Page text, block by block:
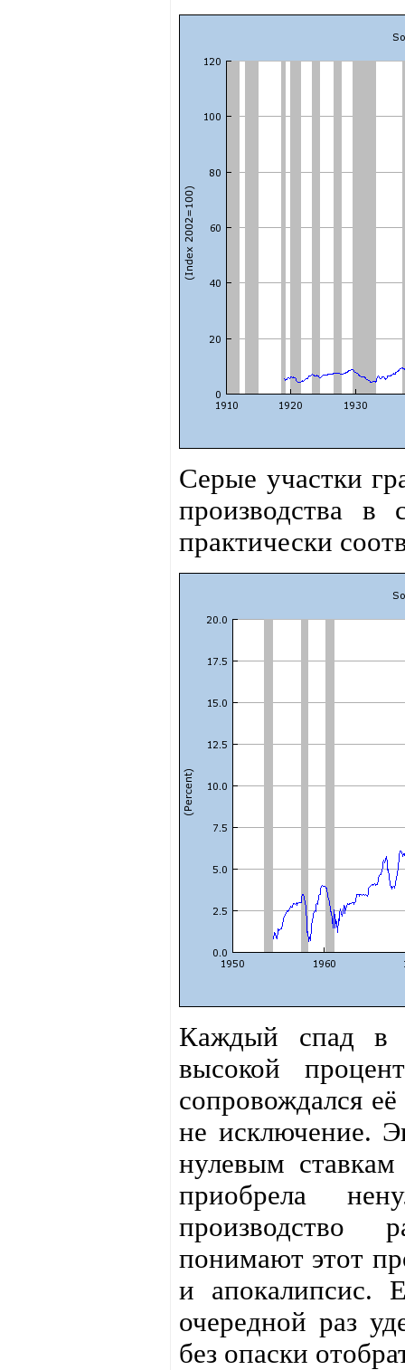
Серые участки
производства в
практически
Каждый спад в
высокой
сопровождался
не исключение.
нулевым
приобрела
производство
понимают этот
и апокалипсис.
очередной раз
без опаски